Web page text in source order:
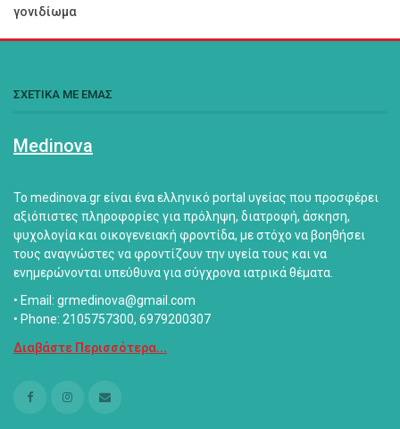
γονιδίωμα
ΣΧΕΤΙΚΑ ΜΕ ΕΜΑΣ
Medinova
Το medinova.gr είναι ένα ελληνικό portal υγείας που προσφέρει
αξιόπιστες πληροφορίες για πρόληψη, διατροφή, άσκηση,
ψυχολογία και οικογενειακή φροντίδα, με στόχο να βοηθήσει
τους αναγνώστες να φροντίζουν την υγεία τους και να
ενημερώνονται υπεύθυνα για σύγχρονα ιατρικά θέματα.
• Email: grmedinova@gmail.com
• Phone: 2105757300, 6979200307
Διαβάστε Περισσότερα...